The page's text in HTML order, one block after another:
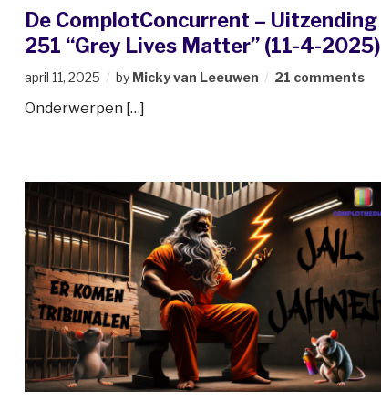
De ComplotConcurrent – Uitzending
251 “Grey Lives Matter” (11-4-2025)
april 11, 2025 by Micky van Leeuwen 21 comments
Onderwerpen […]